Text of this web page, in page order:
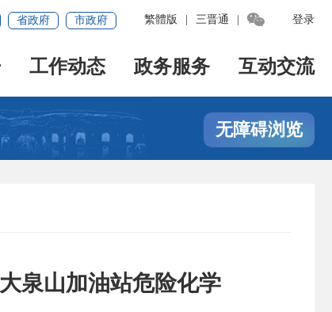
登录
繁體版 三晋通 
省政府 市政府
工作动态 政务服务 互动交流
无障碍浏览
泉山加油站危险化学